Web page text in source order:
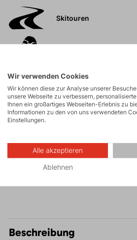
Skitouren
Klettersteige
Wandern
Beschreibung
Wir verwenden Cookies
Wir können diese zur Analyse unserer
unsere Webseite zu verbessern,
Ihnen ein großartiges Webseiten-Erlebnis zu
Informationen zu den von uns verwendeten
Einstellungen.
Alle akzeptieren
Ablehnen